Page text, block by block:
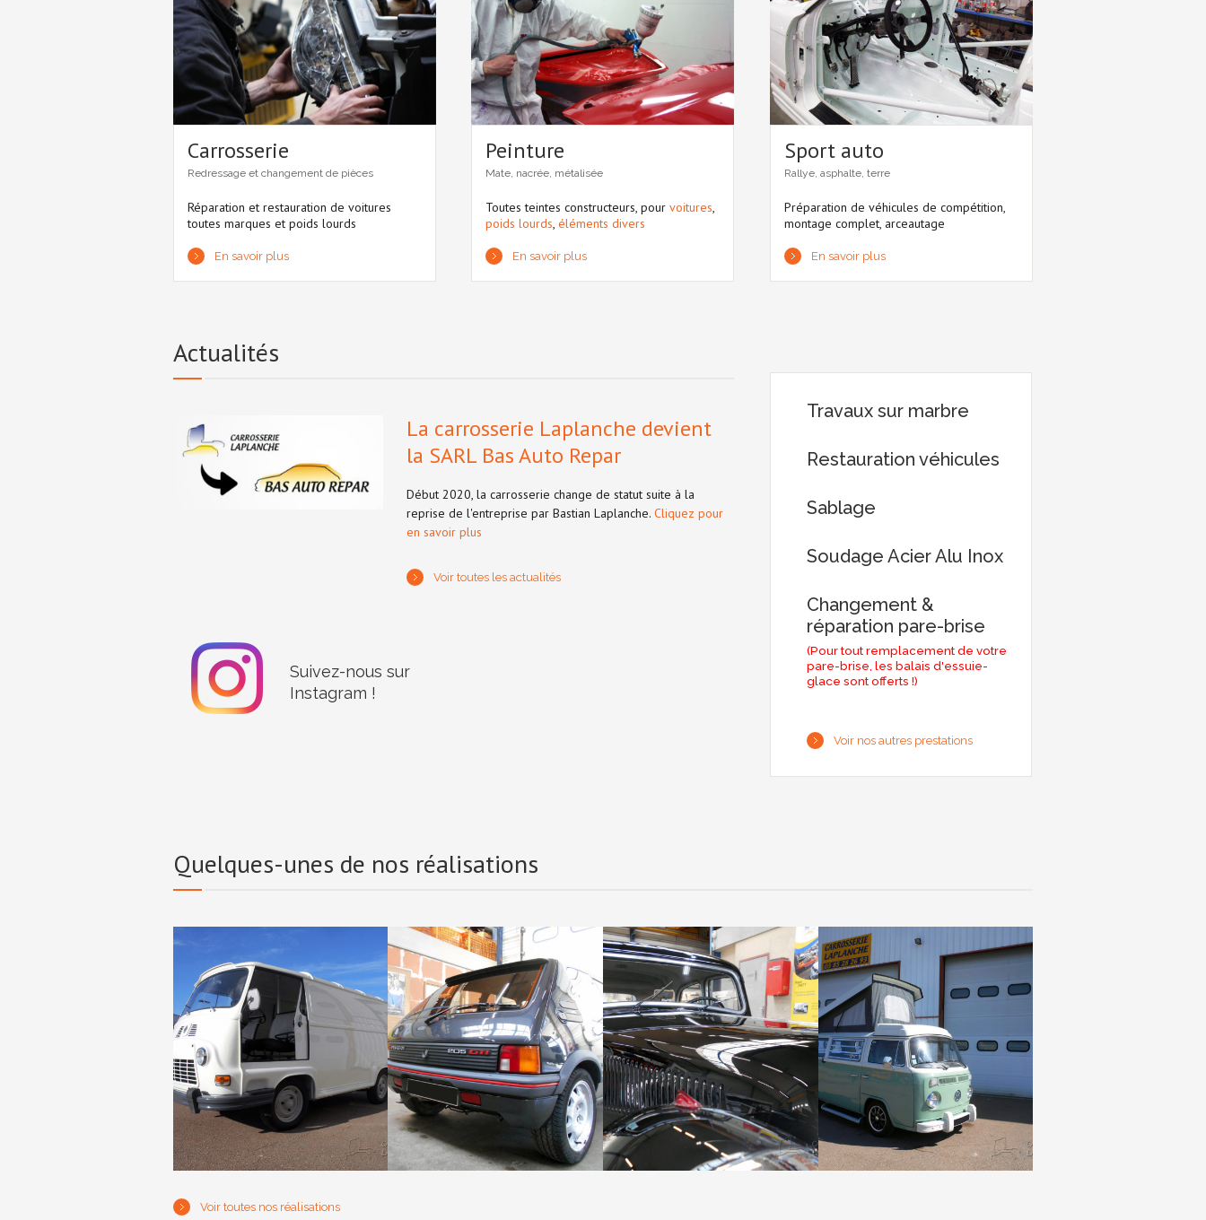
Carrosserie
Redressage et changement de pièces
Réparation et restauration de voitures
toutes marques et poids lourds
En savoir plus
Peinture
Mate, nacrée, métalisée
Toutes teintes constructeurs, pourvoitures,
poids lourds,éléments divers
En savoir plus
Sport auto
Rallye, asphalte, terre
Préparation de véhicules de compétition,
montage complet, arceautage
En savoir plus
Actualités
La carrosserie Laplanche devient
la SARL Bas Auto Repar
Début 2020, la carrosserie change de statut suite à la
reprise de l'entreprise par Bastian Laplanche.Cliquez pour
en savoir plus
Voir toutes les actualités
Suivez-nous sur
Instagram !
Travaux sur marbre
Restauration véhicules
Sablage
Soudage Acier Alu Inox
Changement &
réparation pare-brise
(Pour tout remplacement de votre
pare-brise, les balais d'essuie-
glace sont offerts !)
Voir nos autres prestations
Quelques-unes de nos réalisations
Renault Estafette
Restauration
Peugeot 205 GTI
Citroën traction
limousine
Restauration
Pose d’un toit type
Westfalia sur Bay
Window
Tourisme
Voir toutes nos réalisations